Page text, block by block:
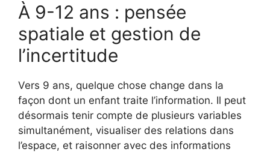
À 9-12 ans : pensée
spatiale et gestion de
l’incertitude
Vers 9 ans, quelque chose change dans la
façon dont un enfant traite l’information. Il peut
désormais tenir compte de plusieurs variables
simultanément, visualiser des relations dans
l’espace, et raisonner avec des informations